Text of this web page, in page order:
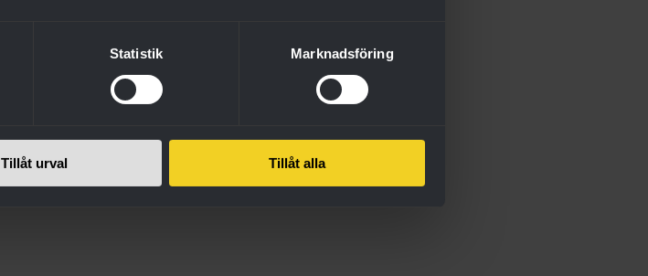
Statistik Marknadsföring
Tillåt urval Tillåt alla